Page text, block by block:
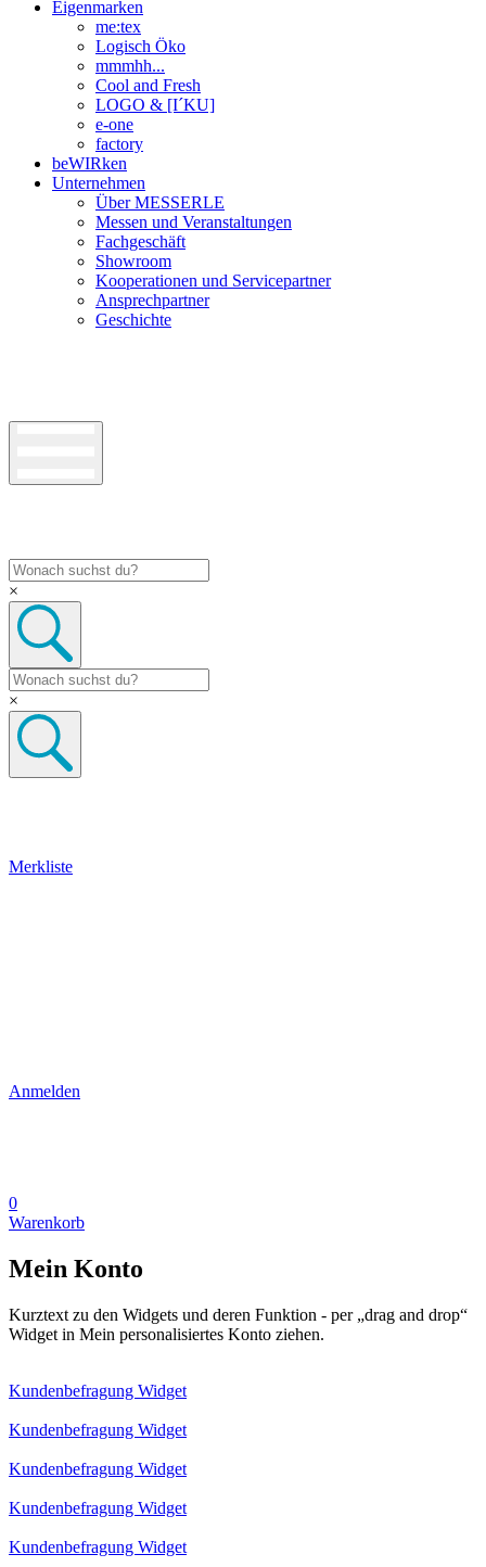
Eigenmarken
me:tex
Logisch Öko
mmmhh...
Cool and Fresh
LOGO & [I´KU]
e-one
factory
beWIRken
Unternehmen
Über MESSERLE
Messen und Veranstaltungen
Fachgeschäft
Showroom
Kooperationen und Servicepartner
Ansprechpartner
Geschichte
×
×
Merkliste
Anmelden
0
Warenkorb
Mein Konto
Kurztext zu den Widgets und deren Funktion - per „drag and drop“
Widget in Mein personalisiertes Konto ziehen.
Kundenbefragung Widget
Kundenbefragung Widget
Kundenbefragung Widget
Kundenbefragung Widget
Kundenbefragung Widget